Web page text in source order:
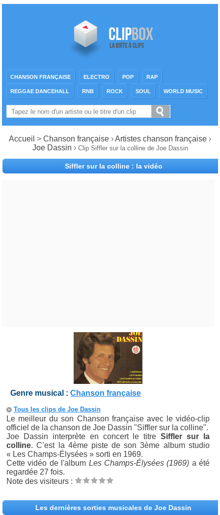
CHANSON FRANÇAISE ELECTRO POP RAP
REGGAE DANCEHALL RNB ROCK SOUL WORLD MUSIC
Accueil > Chanson française ›Artistes chanson française ›
Joe Dassin › Clip Siffler sur la colline de Joe Dassin
Siffler sur la colline : la vidéo
Genre musical :Chanson française
Tous les clips de Joe Dassin
Le meilleur du son Chanson française avec le vidéo-clip
officiel de la chanson de Joe Dassin "Siffler sur la colline".
Joe Dassin interprète en concert le titreSiffler sur la
colline. C’est la 4ème piste de son 3ème album studio
« Les Champs-Élysées » sorti en 1969.
Cette vidéo de l'album Les Champs-Élysées (1969) a été
regardée 27 fois.
Note des visiteurs :
Les dernières sorties musicales de Joe Dassin